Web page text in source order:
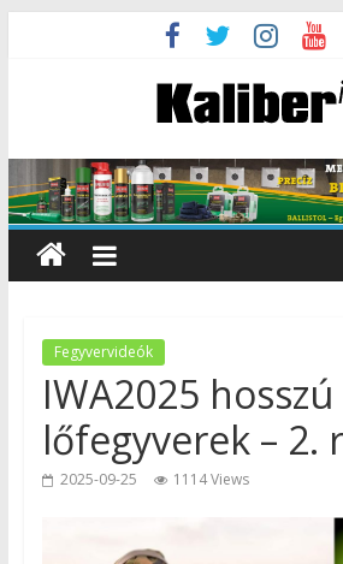
Fegyvervideók
IWA2025 hosszú
lőfegyverek – 2.
2025-09-25 1114 Views